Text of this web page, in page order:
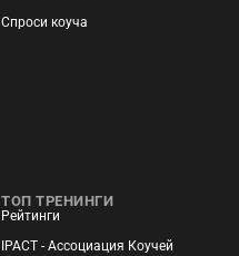
Спроси коуча
ТОП ТРЕНИНГИ
Рейтинги
IPACT - Ассоциация Коучей